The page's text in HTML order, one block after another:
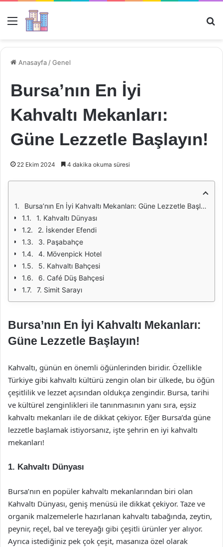
Menü
Anasayfa /Genel
Bursa’nın En İyi
Kahvaltı Mekanları:
Güne Lezzetle Başlayın!
22 Ekim 2024 4 dakika okuma süresi
Bursa’nın En İyi Kahvaltı Mekanları: Güne Lezzetle Başlayın!
1. Kahvaltı Dünyası
2. İskender Efendi
3. Paşabahçe
4. Mövenpick Hotel
5. Kahvaltı Bahçesi
6. Café Düş Bahçesi
7. Simit Sarayı
Bursa’nın En İyi Kahvaltı Mekanları:
Güne Lezzetle Başlayın!
Kahvaltı, günün en önemli öğünlerinden biridir. Özellikle
Türkiye gibi kahvaltı kültürü zengin olan bir ülkede, bu öğün
çeşitlilik ve lezzet açısından oldukça zengindir. Bursa, tarihi
ve kültürel zenginlikleri ile tanınmasının yanı sıra, eşsiz
kahvaltı mekanları ile de dikkat çekiyor. Eğer Bursa’da güne
lezzetle başlamak istiyorsanız, işte şehrin en iyi kahvaltı
mekanları!
1. Kahvaltı Dünyası
Bursa’nın en popüler kahvaltı mekanlarından biri olan
Kahvaltı Dünyası, geniş menüsü ile dikkat çekiyor. Taze ve
organik malzemelerle hazırlanan kahvaltı tabağında, zeytin,
peynir, reçel, bal ve tereyağı gibi çeşitli ürünler yer alıyor.
Ayrıca istediğiniz pek çok çeşit, masanıza özel olarak